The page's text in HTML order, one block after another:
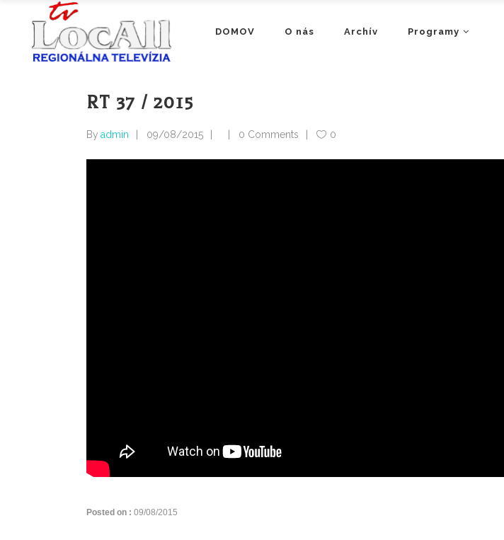
DOMOV O nás Archív Programy
RT 37 / 2015
By admin 09/08/2015 0 Comments 0
Posted on : 09/08/2015